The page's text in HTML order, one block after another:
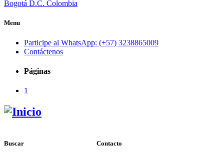
Bogotá D.C. Colombia
Menu
Participe al WhatsApp: (+57) 3238865009
Contáctenos
Páginas
1
Buscar Contacto